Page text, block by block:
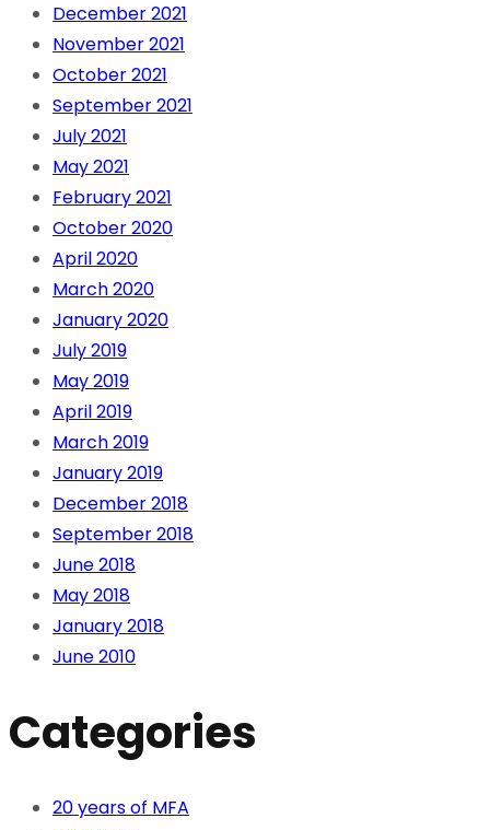
December 2021
November 2021
October 2021
September 2021
July 2021
May 2021
February 2021
October 2020
April 2020
March 2020
January 2020
July 2019
May 2019
April 2019
March 2019
January 2019
December 2018
September 2018
June 2018
May 2018
January 2018
June 2010
Categories
20 years of MFA